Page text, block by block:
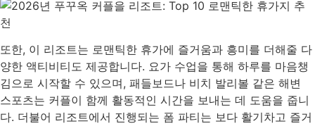
또한, 이 리조트는 로맨틱한 휴가에 즐거움과 흥미를 더해줄 다
양한 액티비티도 제공합니다. 요가 수업을 통해 하루를 마음챙
김으로 시작할 수 있으며, 패들보드나 비치 발리볼 같은 해변
스포츠는 커플이 함께 활동적인 시간을 보내는 데 도움을 줍니
다. 더불어 리조트에서 진행되는 폼 파티는 보다 활기차고 즐거